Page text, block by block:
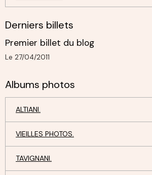
Derniers billets
Premier billet du blog
Le 27/04/2011
Albums photos
ALTIANI.
VIEILLES PHOTOS.
TAVIGNANI.